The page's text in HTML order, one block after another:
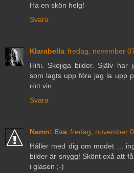
Ha en skön helg!
Svara
Klarabella fredag, november
Hihi. Skojiga bilder. Själv har
som lagts upp före jag la upp
rött vin.
Svara
Namn: Eva fredag, november
Håller med dig om modet ...
bilder är snygg! Skönt oxå att
i glasen ;-)